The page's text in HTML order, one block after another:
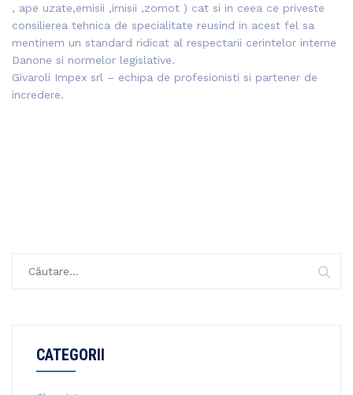
, ape uzate,emisii ,imisii ,zomot ) cat si in ceea ce priveste
consilierea tehnica de specialitate reusind in acest fel sa
mentinem un standard ridicat al respectarii cerintelor interne
Danone si normelor legislative.
Givaroli Impex srl – echipa de profesionisti si partener de
incredere.
CATEGORII